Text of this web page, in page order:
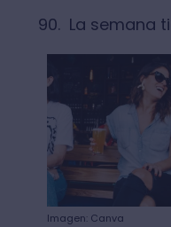
La semana
Imagen: Canva